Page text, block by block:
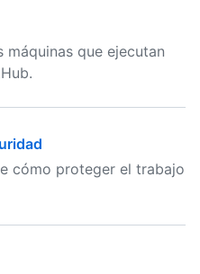
máquinas que ejecutan
cómo proteger el trabajo